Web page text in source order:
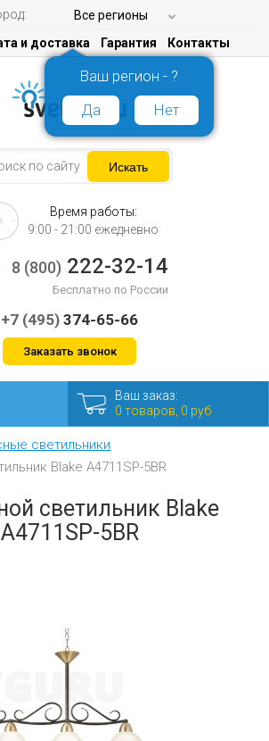
Все регионы
Ваш регион - ?
Да
Нет
и доставка Гарантия Контакты
Время работы:
9:00 - 21:00 ежедневно
8 (800) 222-32-14
Бесплатно по России
+7 (495) 374-65-66
Заказать звонок
Ваш заказ:
0 товаров, 0 руб
светильники
Blake A4711SP-5BR
светильник Blake
A4711SP-5BR